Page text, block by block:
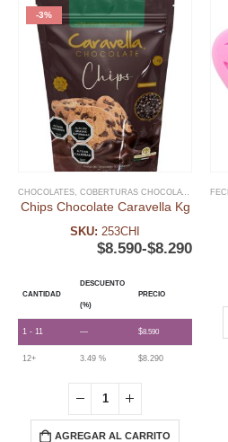
-3%
CHOCOLATES, COBERTURAS CHOCOLATE
Chips Chocolate Caravella Kg
SKU: 253CHI
$8.290
-
$8.590
CANTIDAD
DESCUENTO
(%)
PRECIO
1 - 11 — $8.590
12+ 3.49 % $8.290
AGREGAR AL CARRITO